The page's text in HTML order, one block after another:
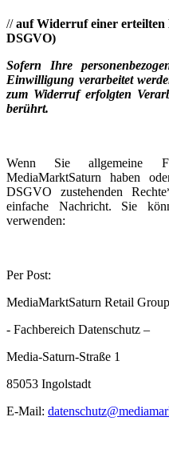
//auf Widerruf einer
DSGVO)
Sofern Ihre
Einwilligung verarbeitet
zum Widerruf erfolgten
berührt.
Wenn Sie allgemeine
MediaMarktSaturn haben
DSGVO zustehenden
einfache Nachricht. Sie
verwenden:
Per Post:
MediaMarktSaturn Retail
- Fachbereich Datenschutz –
Media-Saturn-Straße 1
85053 Ingolstadt
E-Mail: